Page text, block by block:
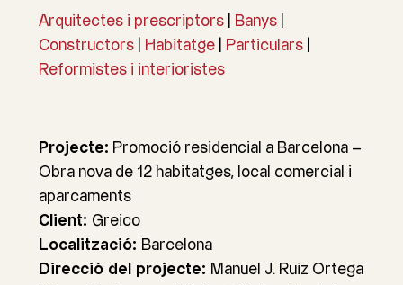
Arquitectes i prescriptors| Banys|
Constructors| Habitatge| Particulars|
Reformistes i interioristes
Projecte: Promoció residencial a Barcelona –
Obra nova de 12 habitatges, local comercial i
aparcaments
Client: Greico
Localització: Barcelona
Direcció del projecte: Manuel J. Ruiz Ortega